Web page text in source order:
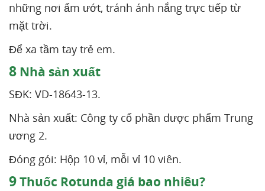
những nơi ẩm ướt, tránh ánh nắng trực tiếp từ
mặt trời.
Để xa tầm tay trẻ em.
8 Nhà sản xuất
SĐK: VD-18643-13.
Nhà sản xuất: Công ty cổ phần dược phẩm Trung
ương 2.
Đóng gói: Hộp 10 vỉ, mỗi vỉ 10 viên.
9Thuốc Rotunda giá bao nhiêu?